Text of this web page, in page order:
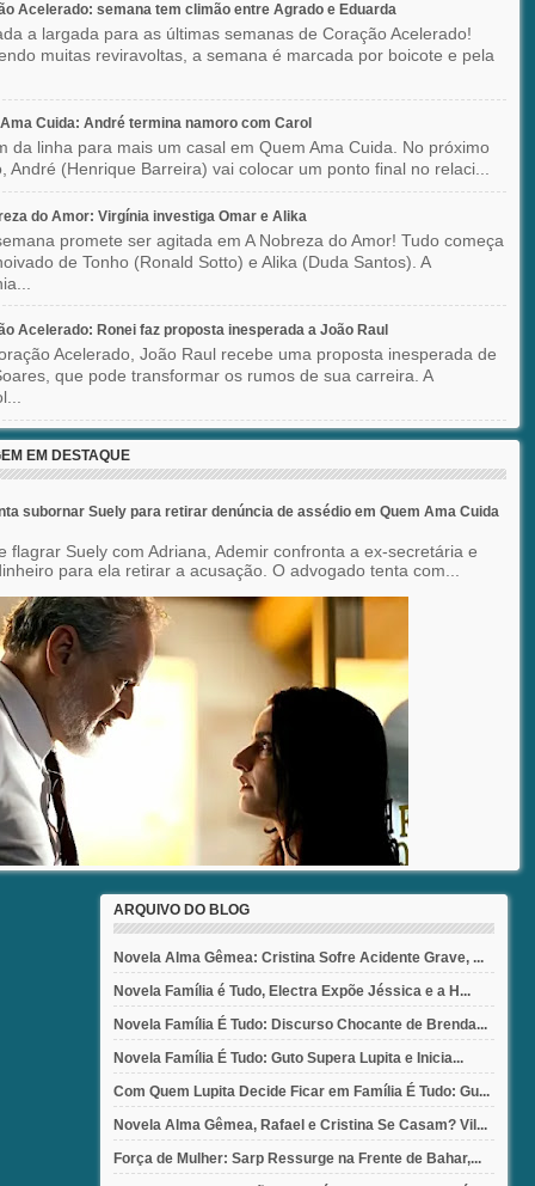
Acelerado: semana tem climão entre Agrado e Eduarda
a largada para as últimas semanas de Coração Acelerado!
muitas reviravoltas, a semana é marcada por boicote e pela
Cuida: André termina namoro com Carol
da linha para mais um casal em Quem Ama Cuida. No próximo
André (Henrique Barreira) vai colocar um ponto final no relaci...
do Amor: Virgínia investiga Omar e Alika
promete ser agitada em A Nobreza do Amor! Tudo começa
de Tonho (Ronald Sotto) e Alika (Duda Santos). A
Acelerado: Ronei faz proposta inesperada a João Raul
Acelerado, João Raul recebe uma proposta inesperada de
que pode transformar os rumos de sua carreira. A
EM DESTAQUE
subornar Suely para retirar denúncia de assédio em Quem Ama Cuida
flagrar Suely com Adriana, Ademir confronta a ex-secretária e
para ela retirar a acusação. O advogado tenta com...
ARQUIVO DO BLOG
Novela Alma Gêmea: Cristina Sofre Acidente Grave, ...
Novela Família é Tudo, Electra Expõe Jéssica e a H...
Novela Família É Tudo: Discurso Chocante de Brenda...
Novela Família É Tudo: Guto Supera Lupita e Inicia...
Com Quem Lupita Decide Ficar em Família É Tudo: Gu...
Novela Alma Gêmea, Rafael e Cristina Se Casam? Vil...
Força de Mulher: Sarp Ressurge na Frente de Bahar,...